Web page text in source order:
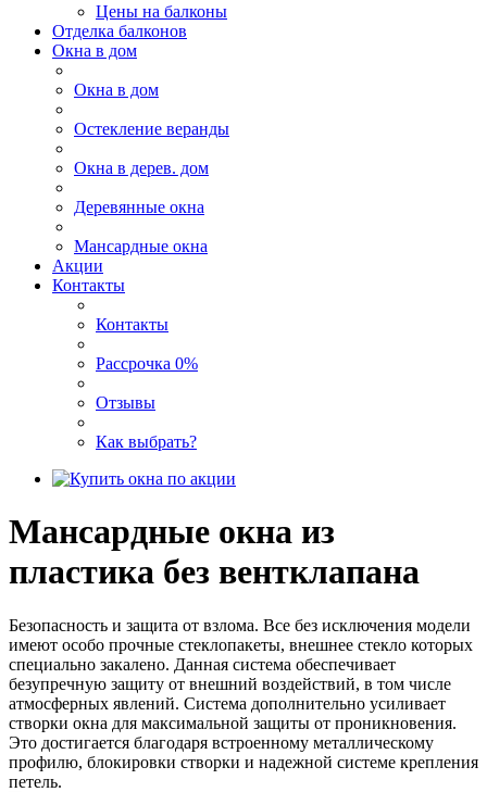
Цены на балконы
Отделка балконов
Окна в дом
Окна в дом
Остекление веранды
Окна в дерев. дом
Деревянные окна
Мансардные окна
Акции
Контакты
Контакты
Рассрочка 0%
Отзывы
Как выбрать?
Мансардные окна из
пластика без вентклапана
Безопасность и защита от взлома. Все без исключения модели
имеют особо прочные стеклопакеты, внешнее стекло которых
специально закалено. Данная система обеспечивает
безупречную защиту от внешний воздействий, в том числе
атмосферных явлений. Система дополнительно усиливает
створки окна для максимальной защиты от проникновения.
Это достигается благодаря встроенному металлическому
профилю, блокировки створки и надежной системе крепления
петель.